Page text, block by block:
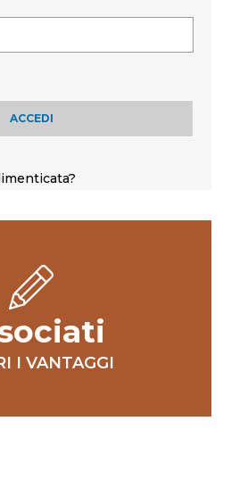
I VANTAGGI